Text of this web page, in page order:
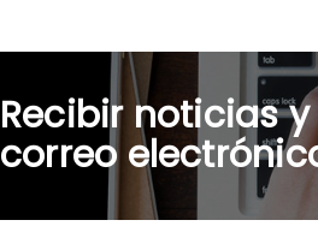
Recibir noticias
correo